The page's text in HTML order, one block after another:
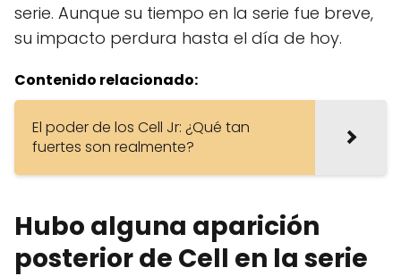
serie. Aunque su tiempo en la serie fue breve,
su impacto perdura hasta el día de hoy.
Contenido relacionado:
El poder de los Cell Jr: ¿Qué tan
fuertes son realmente?
Hubo alguna aparición
posterior de Cell en la serie